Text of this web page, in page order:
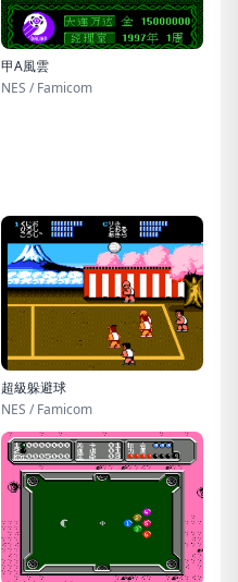
甲A風雲
NES / Famicom
超級躲避球
NES / Famicom